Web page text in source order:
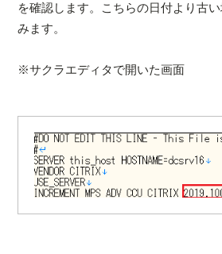
を確認します。こちらの日付より古
みます。
※サクラエディタで開いた画面